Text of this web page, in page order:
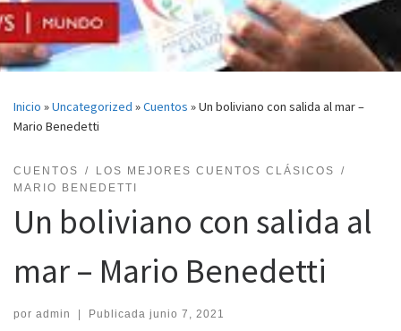
Inicio »Uncategorized »Cuentos »Un boliviano con salida al mar –
Mario Benedetti
CUENTOS
LOS MEJORES CUENTOS CLÁSICOS
MARIO BENEDETTI
Un boliviano con salida al
mar – Mario Benedetti
por admin Publicada junio 7, 2021